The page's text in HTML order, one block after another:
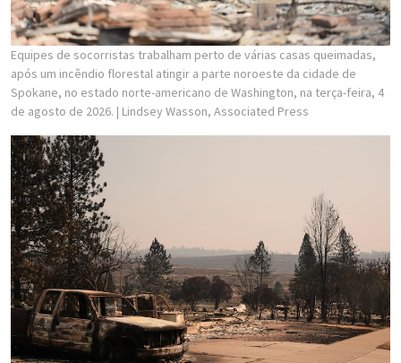
Equipes de socorristas trabalham perto de várias casas queimadas,
após um incêndio florestal atingir a parte noroeste da cidade de
Spokane, no estado norte-americano de Washington, na terça-feira, 4
de agosto de 2026. | Lindsey Wasson, Associated Press